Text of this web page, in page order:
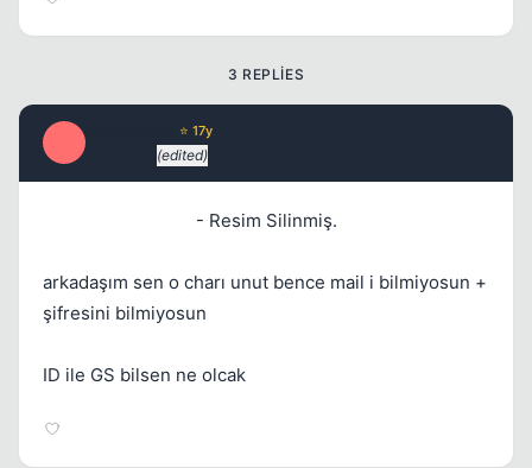
3 REPLIES
⭐ 17y
(edited)
- Resim Silinmiş.
arkadaşım sen o charı unut bence mail i bilmiyosun +
şifresini bilmiyosun
ID ile GS bilsen ne olcak